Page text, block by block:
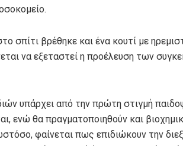
σπίτι βρέθηκε και ένα κουτί με
να εξεταστεί η προέλευση των
υπάρχει από την πρώτη στιγμή
ενώ θα πραγματοποιηθούν και
φαίνεται πως επιδιώκουν την